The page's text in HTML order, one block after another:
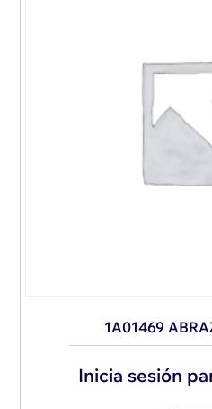
1A01469
Inicia sesión